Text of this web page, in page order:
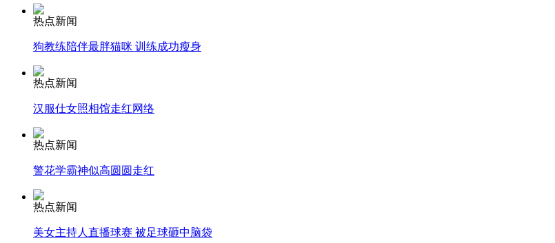
消防员救轻生者
司机酒驾遇交警 急速倒车逃窜
热点新闻
狗教练陪伴最胖猫咪 训练成功瘦身
热点新闻
汉服仕女照相馆走红网络
热点新闻
警花学霸神似高圆圆走红
热点新闻
美女主持人直播球赛 被足球砸中脑袋